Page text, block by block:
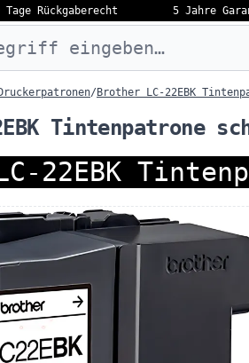
Tage Rückgaberecht 5 Jahre
Produktnamen eingeben…
/ Brother LC-22EBK
Tintenpatrone
22EBK